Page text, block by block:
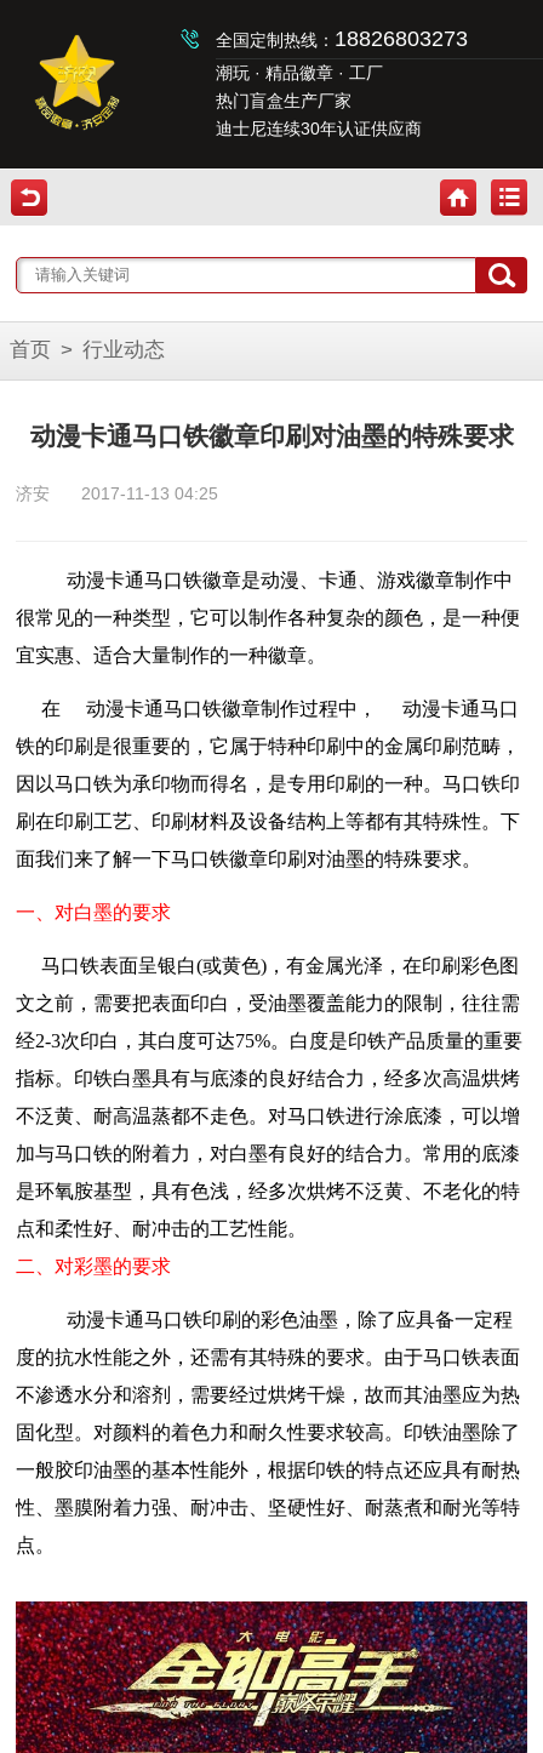
全国定制热线： 18826803273
潮玩 · 精品徽章 · 工厂
热门盲盒生产厂家
迪士尼连续30年认证供应商
首页 > 行业动态
动漫卡通马口铁徽章印刷对油墨的特殊要求
济安 2017-11-13 04:25
动漫卡通马口铁徽章是动漫、卡通、游戏徽章制作中
很常见的一种类型，它可以制作各种复杂的颜色，是一种便
宜实惠、适合大量制作的一种徽章。
在 动漫卡通马口铁徽章制作过程中， 动漫卡通马口
铁的印刷是很重要的，它属于特种印刷中的金属印刷范畴，
因以马口铁为承印物而得名，是专用印刷的一种。马口铁印
刷在印刷工艺、印刷材料及设备结构上等都有其特殊性。下
面我们来了解一下马口铁徽章印刷对油墨的特殊要求。
一、对白墨的要求
马口铁表面呈银白(或黄色)，有金属光泽，在印刷彩色图
文之前，需要把表面印白，受油墨覆盖能力的限制，往往需
经2-3次印白，其白度可达75%。白度是印铁产品质量的重要
指标。印铁白墨具有与底漆的良好结合力，经多次高温烘烤
不泛黄、耐高温蒸都不走色。对马口铁进行涂底漆，可以增
加与马口铁的附着力，对白墨有良好的结合力。常用的底漆
是环氧胺基型，具有色浅，经多次烘烤不泛黄、不老化的特
点和柔性好、耐冲击的工艺性能。
二、对彩墨的要求
动漫卡通马口铁印刷的彩色油墨，除了应具备一定程
度的抗水性能之外，还需有其特殊的要求。由于马口铁表面
不渗透水分和溶剂，需要经过烘烤干燥，故而其油墨应为热
固化型。对颜料的着色力和耐久性要求较高。印铁油墨除了
一般胶印油墨的基本性能外，根据印铁的特点还应具有耐热
性、墨膜附着力强、耐冲击、坚硬性好、耐蒸煮和耐光等特
点。